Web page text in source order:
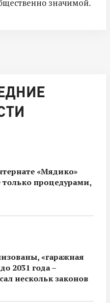
значимой.
«Мядико»
процедурами,
«гаражная
2031 года –
нескольк законов